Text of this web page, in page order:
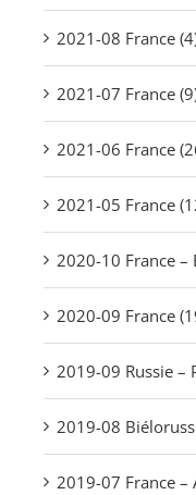
2021-08 France
2021-07 France
2021-06 France
2021-05 France
2020-10 France –
2020-09 France
2019-09 Russie –
2019-08
2019-07 France –